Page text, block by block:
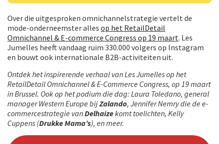
Over die uitgesproken omnichannelstrategie vertelt de
mode-onderneemster alles op het RetailDetail
Omnichannel & E-commerce Congress op 19 maart. Les
Jumelles heeft vandaag ruim 330.000 volgers op Instagram
en bouwt ook internationale B2B-activiteiten uit.
Ontdek het inspirerende verhaal van Les Jumelles op het
RetailDetail Omnichannel & E-Commerce Congress, op 19 maart
in Brussel. Ook op het podium die dag: Laura Toledano, general
manager Western Europe bijZalando, Jennifer Nemry die de e-
commercestrategie vanDelhaizekomt toelichten, Kelly
Cuppens (Drukke Mama’s), en meer.